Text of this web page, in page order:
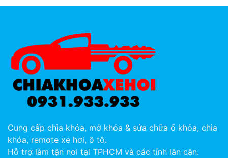
Cung cấp chìa khóa, mở khóa & sửa chữa ổ khóa, chìa
khóa, remote xe hơi, ô tô.
Hỗ trợ làm tận nơi tại TPHCM và các tỉnh lân cận.